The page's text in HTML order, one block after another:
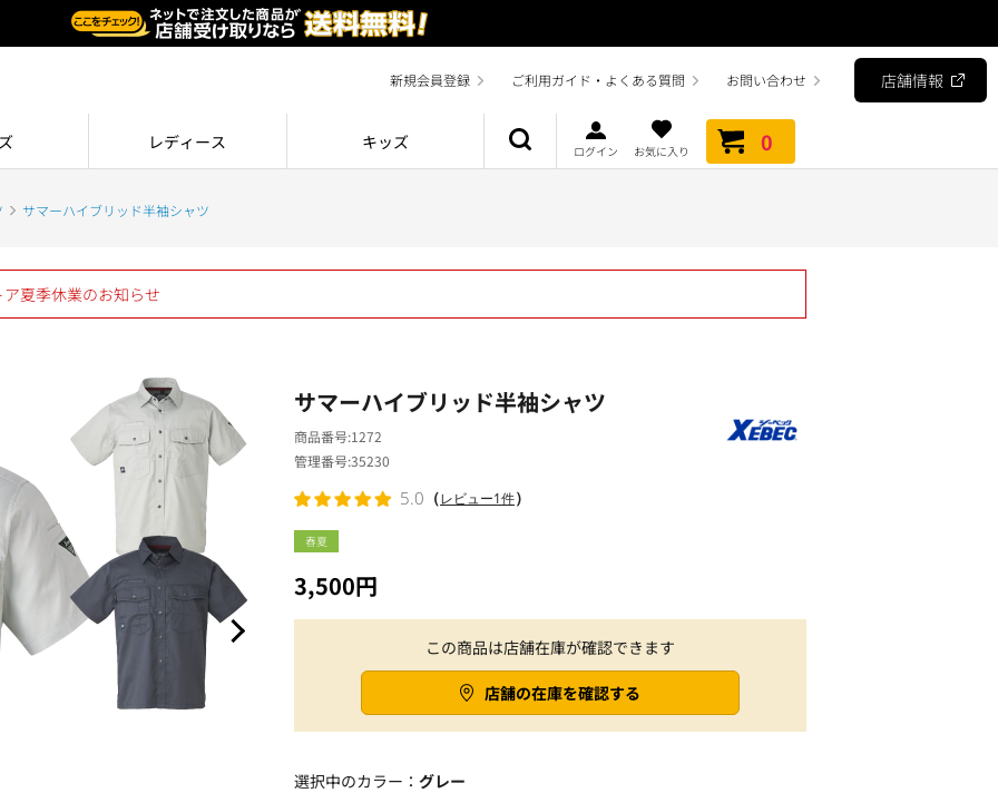
新規会員登録 ご利用ガイド・よくある質問 お問い合わせ 店舗情報
レディース キッズ ログイン お気に入り 0
サマーハイブリッド半袖シャツ
夏季休業のお知らせ
春夏
この商品は店舗在庫が確認できます
店舗の在庫を確認する
サマーハイブリッド半袖シャツ
3,500円
商品番号 1272
管理番号35230
5.0 （レビュー1件）
選択中のカラー： グレー